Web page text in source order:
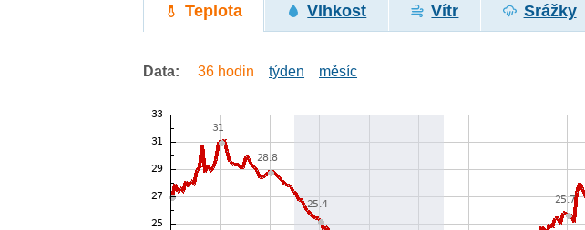
Teplota Vlhkost Vítr Srážky
Data: 36 hodin týden měsíc